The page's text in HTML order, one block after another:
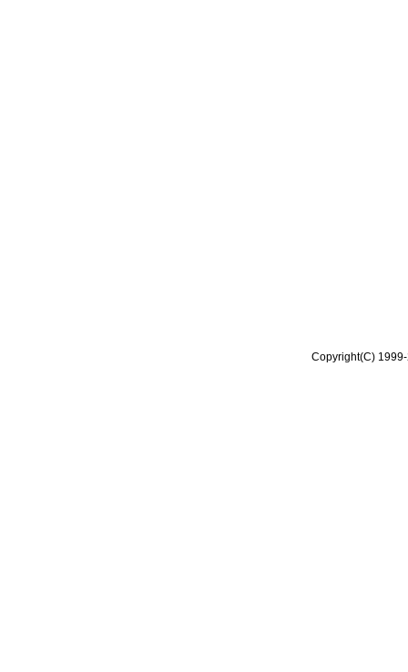
Copyright(C)